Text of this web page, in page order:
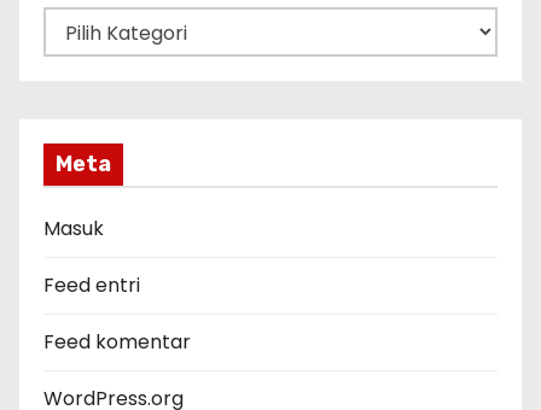
a
o
r
Meta
Masuk
Feed entri
Feed komentar
WordPress.org